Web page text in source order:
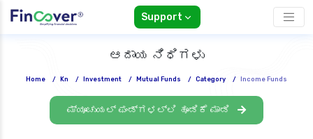
Support
ಆದಾಯ ನಿಧಿಗಳು
Home / Kn / Investment / Mutual Funds / Category / Income Funds
ಮ್ಯೂಚುಯಲ್ ಫಂಡ್‌ಗಳಲ್ಲಿ ಹೂಡಿಕೆ ಮಾಡಿ